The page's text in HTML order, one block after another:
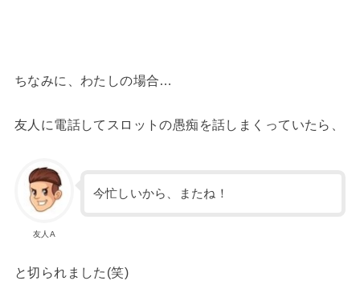
ちなみに、わたしの場合…
友人に電話してスロットの愚痴を話しまくっていたら、
友人A
今忙しいから、またね！
と切られました(笑)